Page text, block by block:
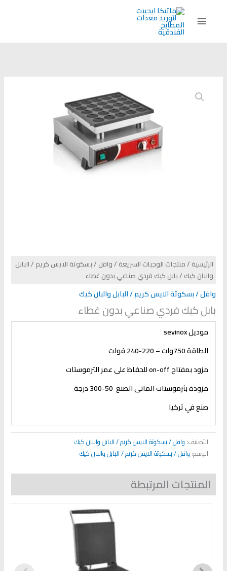
المحتوى
الرئيسية /منتجات الوجبات السريعة /وافل / بسكوتة الايس كريم / البابل
والبان كيك / بابل كيك فردي صناعي بدون غطاء
وافل / بسكوتة الايس كريم / البابل والبان كيك
بابل كيك فردي صناعي بدون غطاء
موديلsevinox
الطاقة 750وات – 220-240 فولت
مزود بمفتاحon-offللحفاظ على عمر الثرموستات
مزودة بثرموستات المانى الصنع 50-300 درجة
صنع في تركيا
التصنيف: وافل / بسكوتة الايس كريم / البابل والبان كيك
الوسم: وافل / بسكوتة الايس كريم / البابل والبان كيك
المنتجات المرتبطة